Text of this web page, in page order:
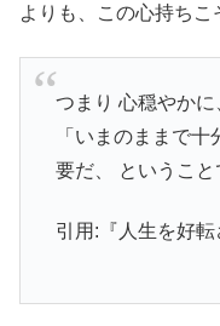
よりも、この心持ちこ
つまり 心穏やかに
「いまのままで
要だ、 ということ
引用:『人生を好